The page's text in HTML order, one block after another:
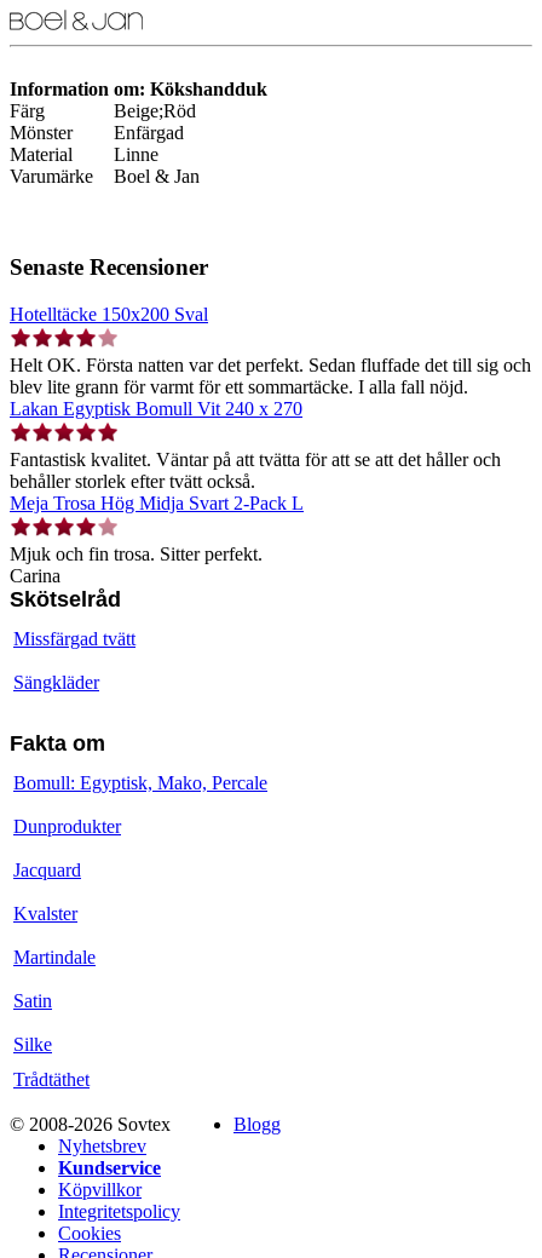
Information om: Kökshandduk
Färg
Beige;Röd
Mönster
Enfärgad
Material
Linne
Varumärke
Boel & Jan
Senaste Recensioner
Hotelltäcke 150x200 Sval
Helt OK. Första natten var det perfekt. Sedan fluffade det till sig och
blev lite grann för varmt för ett sommartäcke. I alla fall nöjd.
Lakan Egyptisk Bomull Vit 240 x 270
Fantastisk kvalitet. Väntar på att tvätta för att se att det håller och
behåller storlek efter tvätt också.
Meja Trosa Hög Midja Svart 2-Pack L
Mjuk och fin trosa. Sitter perfekt.
Carina
Skötselråd
Missfärgad tvätt
Sängkläder
Fakta om
Bomull: Egyptisk, Mako, Percale
Dunprodukter
Jacquard
Kvalster
Martindale
Satin
Silke
Trådtäthet
© 2008-2026 Sovtex
Blogg
Nyhetsbrev
Kundservice
Köpvillkor
Integritetspolicy
Cookies